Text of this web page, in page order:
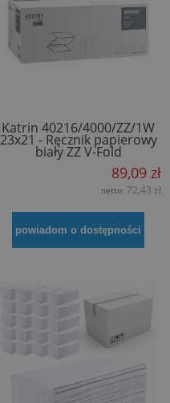
Katrin 40216/4000/ZZ/1W
23x21 - Ręcznik papierowy
biały ZZ V-Fold
89,09 zł
netto: 72,43 zł
powiadom o dostępności